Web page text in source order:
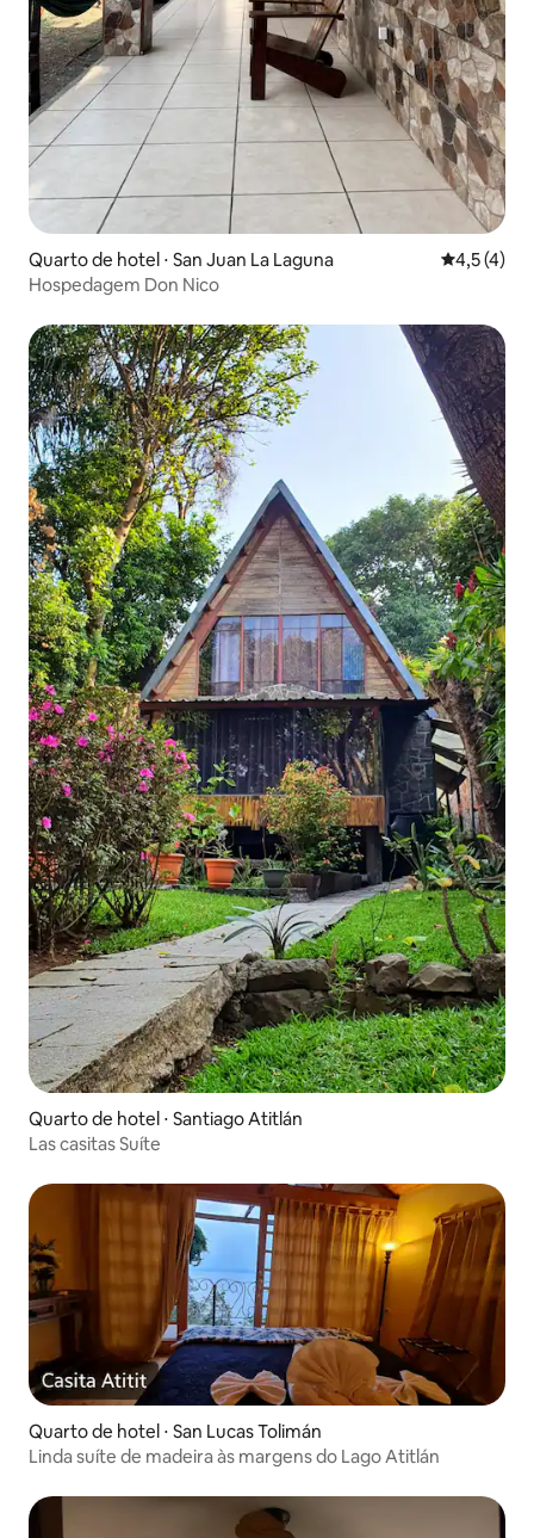
Quarto de hotel ⋅ San Juan La Laguna 4,5 de
4,5 (4)
Hospedagem Don Nico
Quarto de hotel ⋅ Santiago Atitlán
Las casitas Suíte
Quarto de hotel ⋅ San Lucas Tolimán
Linda suíte de madeira às margens do Lago Atitlán